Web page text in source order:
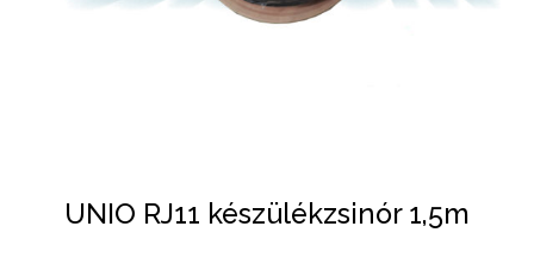
UNIO RJ11 készülékzsinór 1,5m